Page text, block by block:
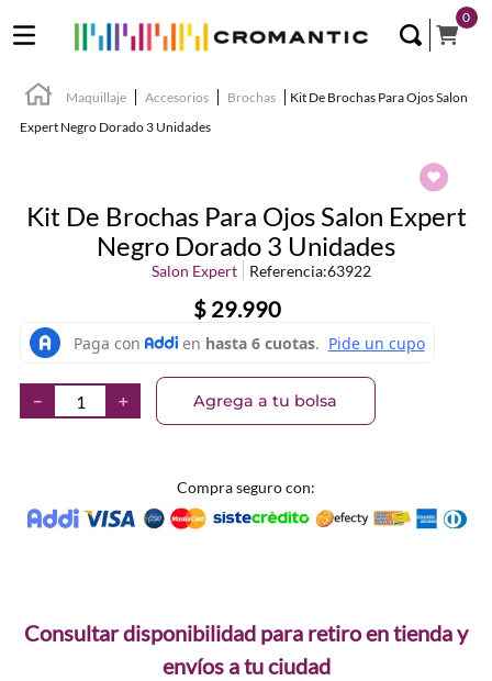
0
Maquillaje Accesorios Brochas
Kit De Brochas Para Ojos Salon
Expert Negro Dorado 3 Unidades
Kit De Brochas Para Ojos Salon Expert
Negro Dorado 3 Unidades
Salon Expert Referencia:63922
$ 29.990
＋
－ Agrega a tu bolsa
Compra seguro con:
Consultar disponibilidad para retiro en tienda y
envíos a tu ciudad